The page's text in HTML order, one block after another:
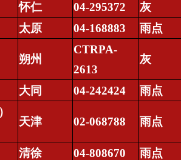
怀仁 04-295372
灰
太原 04-168883 雨点
朔州
CTRPA-
2613
灰
大同 04-242424
雨点
天津 02-068788 雨点
清徐 04-808670
雨点